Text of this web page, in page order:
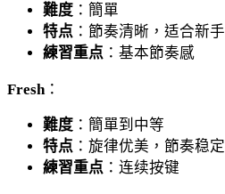
難度 ：簡單
特点 ：節奏清晰，适合新手
練習重点 ：基本節奏感
Fresh ：
難度 ：簡單到中等
特点 ：旋律优美，節奏稳定
練習重点 ：连续按键